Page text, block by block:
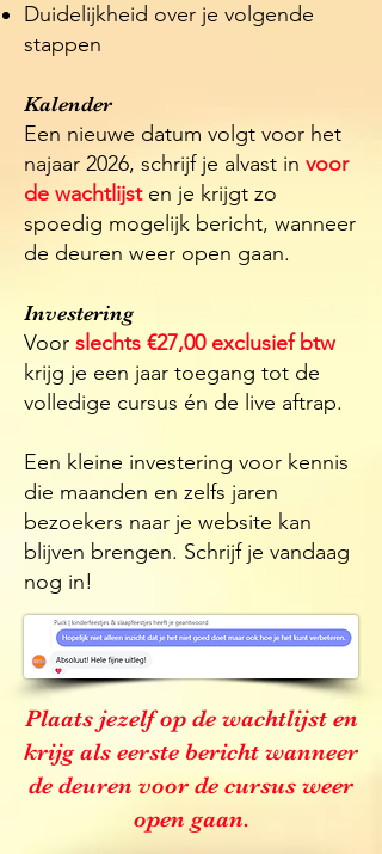
Duidelijkheid over je volgende
stappen
Kalender
Een nieuwe datum volgt voor het
najaar 2026, schrijf je alvast in voor
de wachtlijsten je krijgt zo
spoedig mogelijk bericht, wanneer
de deuren weer open gaan.
Investering
Voor slechts €27,00 exclusief btw
krijg je een jaar toegang tot de
volledige cursus én de live aftrap.
Een kleine investering voor kennis
die maanden en zelfs jaren
bezoekers naar je website kan
blijven brengen. Schrijf je vandaag
nog in!
Plaats jezelf op de wachtlijst en
krijg als eerste bericht wanneer
de deuren voor de cursus weer
open gaan.